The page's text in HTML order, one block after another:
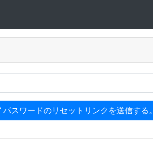
パスワードのリセットリンクを送信する。